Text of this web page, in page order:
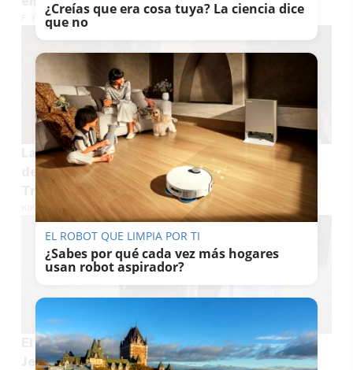
F. JIMÉNEZ
La Yedra completa el acompañamiento musical
de la Madrugada con la Banda de Palomares de
Trebujena
KIKO ABUÍN
El incendio que asoló el Mesón del Asador en
Jerez: estos son sus plazos de reapertura
¿Creías que era cosa tuya? La ciencia dice
que no
EL ROBOT QUE LIMPIA POR TI
¿Sabes por qué cada vez más hogares
usan robot aspirador?